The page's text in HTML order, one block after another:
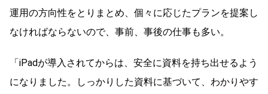
運用の方向性をとりまとめ、個々に応じたプランを提案し
なければならないので、事前、事後の仕事も多い。
「iPadが導入されてからは、安全に資料を持ち出せるよう
になりました。しっかりした資料に基づいて、わかりやす